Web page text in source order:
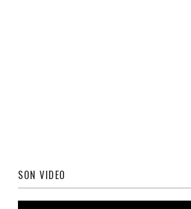
SON VIDEO